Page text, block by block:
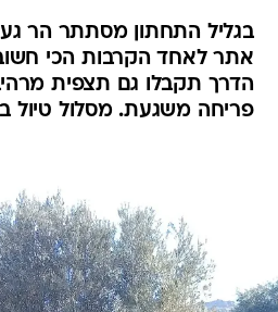
בגליל התחתון מסתתר הר
אתר לאחד הקרבות הכי
הדרך תקבלו גם תצפית
פריחה משגעת. מסלול טיול